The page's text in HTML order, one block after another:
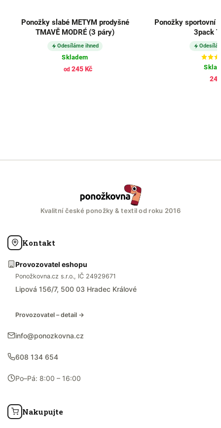
Ponožky slabé METYM prodyšné
TMAVĚ MODRÉ (3 páry)
Odesíláme ihned
Skladem
od 245 Kč
Ponožky sportovní
3pack
Kvalitní české ponožky & textil od roku 2016
Kontakt
Provozovatel eshopu
Ponožkovna.cz s.r.o., IČ 24929671
Lipová 156/7, 500 03 Hradec Králové
Provozovatel – detail →
info@ponozkovna.cz
608 134 654
Po–Pá: 8:00 – 16:00
Nakupujte